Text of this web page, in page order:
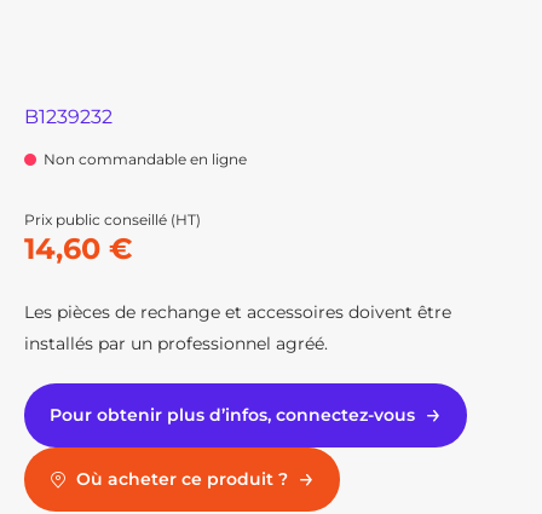
B1239232
Non commandable en ligne
Prix public conseillé (HT)
14,60 €
Les pièces de rechange et accessoires doivent être
installés par un professionnel agréé.
Pour obtenir plus d’infos, connectez-vous
Où acheter ce produit ?